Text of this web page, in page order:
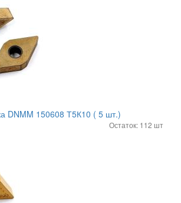
DNMM 150608 Т5К10 ( 5 шт.)
Остаток: 112 шт